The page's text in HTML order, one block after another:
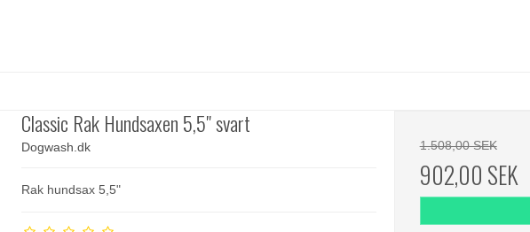
Classic Rak Hundsaxen 5,5" svart
Dogwash.dk
Rak hundsax 5,5"
1.508,00 SEK
902,00 SEK